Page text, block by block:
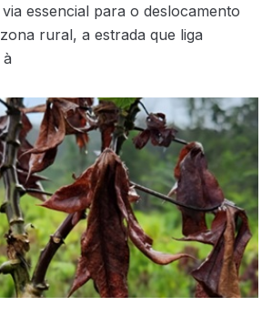
essencial para o deslocamento
rural, a estrada que liga